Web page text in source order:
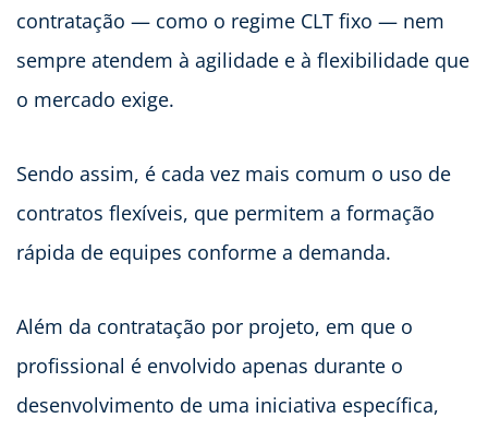
contratação — como o regime CLT fixo — nem
sempre atendem à agilidade e à flexibilidade que
o mercado exige.
Sendo assim, é cada vez mais comum o uso de
contratos flexíveis, que permitem a formação
rápida de equipes conforme a demanda.
Além da contratação por projeto, em que o
profissional é envolvido apenas durante o
desenvolvimento de uma iniciativa específica,